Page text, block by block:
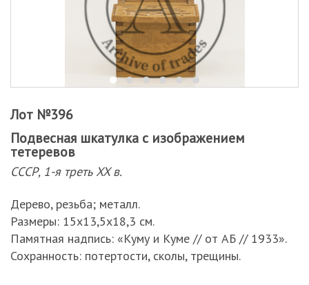
Лот №396
Подвесная шкатулка с изображением
тетеревов
СССР, 1-я треть XX в.
Дерево, резьба; металл.
Размеры: 15х13,5х18,3 см.
Памятная надпись: «Куму и Куме // от АБ // 1933».
Сохранность: потертости, сколы, трещины.